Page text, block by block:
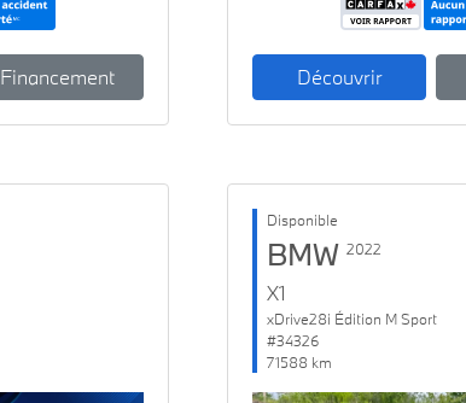
Financement Découvrir
Disponible
BMW 2022
X1
xDrive28i Édition M Sport
#34326
71588 km